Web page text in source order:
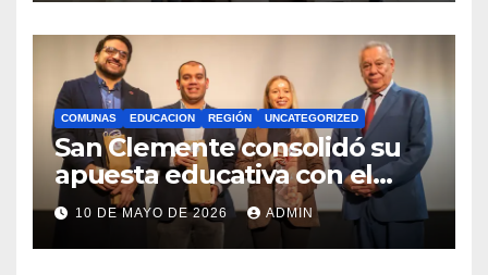
COMUNAS EDUCACION REGIÓN UNCATEGORIZED
San Clemente consolidó su
apuesta educativa con el
lanzamiento del
Preuniversitario Brotes 2026
10 DE MAYO DE 2026 ADMIN